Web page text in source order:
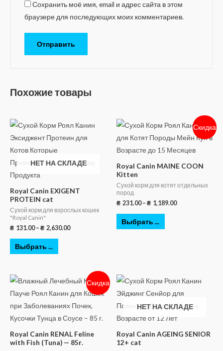
Сохранить моё имя, email и адрес сайта в этом
браузере для последующих моих комментариев.
Похожие товары
НЕТ НА СКЛАДЕ
Royal Canin EXIGENT
PROTEIN cat
Сухой корм для взрослых кошек
"Royal Canin"
₴ 131.00– ₴ 2,630.00
Выбрать ...
Скидка
Royal Canin MAINE COON
Kitten
Сухой корм для котят отдельных
пород
₴ 231.00– ₴ 1,189.00
Выбрать ...
Скидка
Royal Canin RENAL Feline
with Fish (Tuna) — 85г.
НЕТ НА СКЛАДЕ
Royal Canin AGEING SENIOR
12+ cat